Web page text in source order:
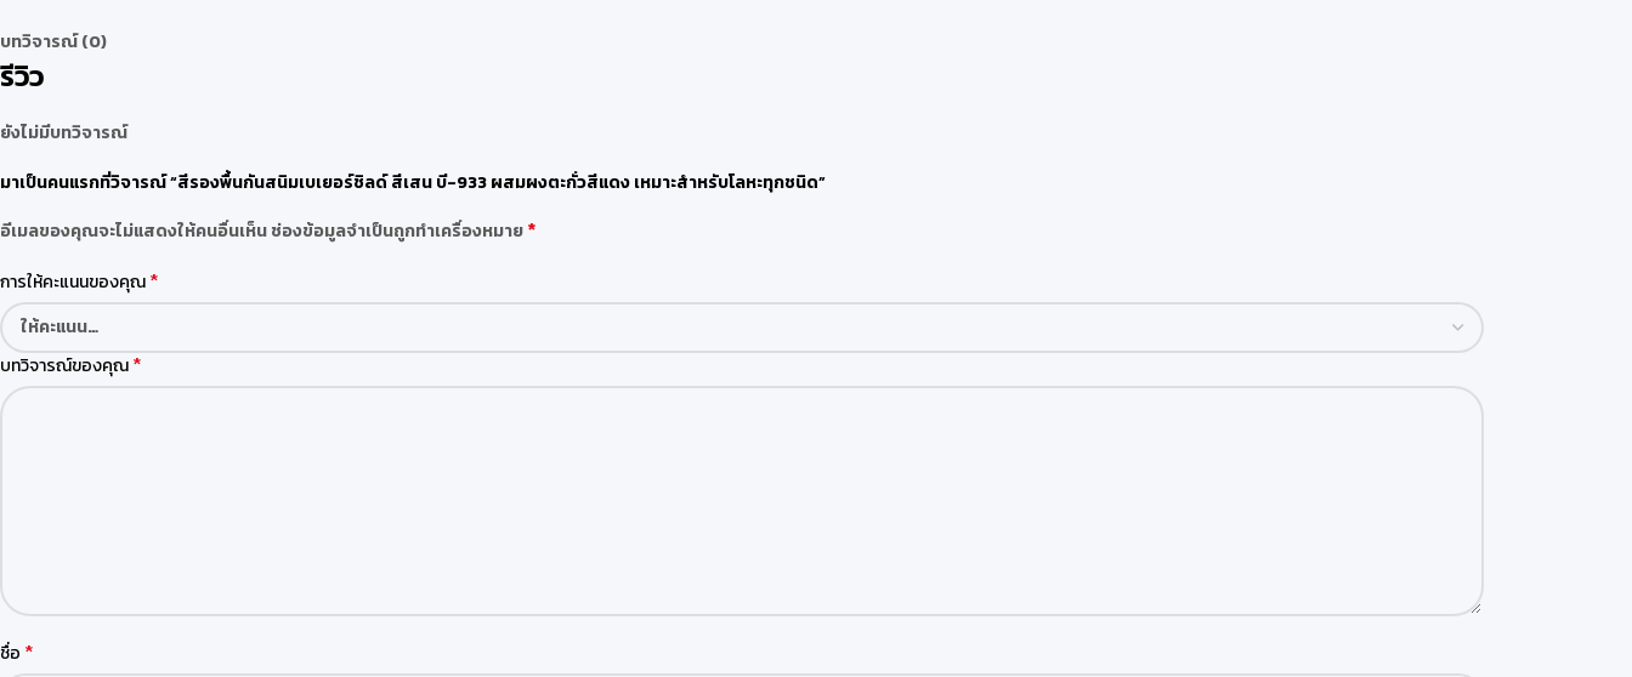
บทวิจารณ์ (0)
รีวิว
ยังไม่มีบทวิจารณ์
มาเป็นคนแรกที่วิจารณ์ “สีรองพื้นกันสนิมเบเยอร์ชิลด์ สีเสน บี-933 ผสมผงตะกั่วสีแดง เหมาะสำหรับโลหะทุกชนิด”
อีเมลของคุณจะไม่แสดงให้คนอื่นเห็นช่องข้อมูลจำเป็นถูกทำเครื่องหมาย*
การให้คะแนนของคุณ*
บทวิจารณ์ของคุณ*
ชื่อ *